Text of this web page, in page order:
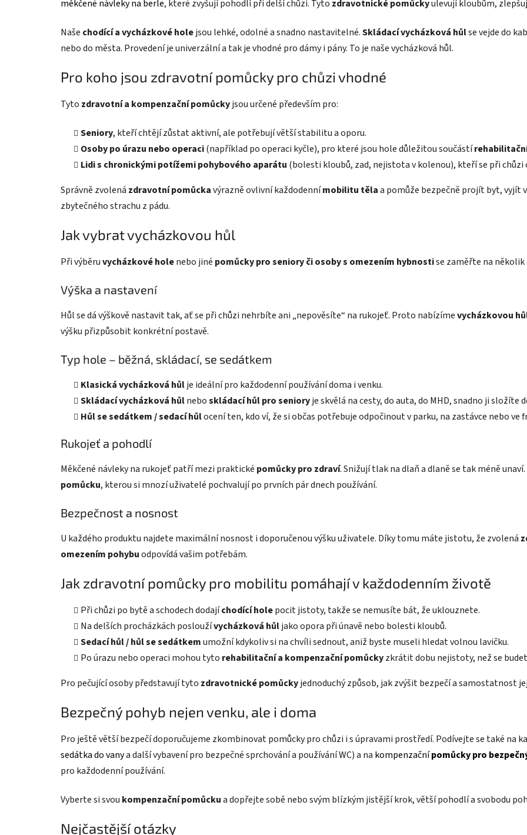
měkčené návleky na berle, které zvyšují pohodlí při delší chůzi. Tyto zdravotnické pomůckyulevují kloubům,
Naše chodící a vycházkové holejsou lehké, odolné a snadno nastavitelné.Skládací vycházková hůlse vejde do
nebo do města. Provedení je univerzální a tak je vhodné pro dámy i pány. To je naše vycházková hůl.
Pro koho jsou zdravotní pomůcky pro chůzi vhodné
Tyto zdravotní a kompenzační pomůckyjsou určené především pro:
Seniory, kteří chtějí zůstat aktivní, ale potřebují větší stabilitu a oporu.
Osoby po úrazu nebo operaci(například po operaci kyčle), pro které jsou hole důležitou součástí
Lidi s chronickými potížemi pohybového aparátu (bolesti kloubů, zad, nejistota v kolenou), kteří se při chůzi
Správně zvolená zdravotní pomůckavýrazně ovlivní každodennímobilitu tělaa pomůže bezpečně projít byt, vyjít
zbytečného strachu z pádu.
Jak vybrat vycházkovou hůl
Při výběruvycházkové holenebo jiné pomůcky pro seniory či osoby s omezením hybnostise zaměřte na
Výška a nastavení
Hůl se dá výškově nastavit tak, ať se při chůzi nehrbíte ani „nepověsíte“ na rukojeť. Proto nabízímevycházkovou
výšku přizpůsobit konkrétní postavě.
Typ hole – běžná, skládací, se sedátkem
Klasická vycházková hůlje ideální pro každodenní používání doma i venku.
Skládací vycházková hůlneboskládací hůl pro senioryje skvělá na cesty, do auta, do MHD, snadno ji složíte
Hůl se sedátkem / sedací hůlocení ten, kdo ví, že si občas potřebuje odpočinout v parku, na zastávce nebo ve
Rukojeť a pohodlí
Měkčené návleky na rukojeť patří mezi praktické pomůcky pro zdraví. Snižují tlak na dlaň a dlaně se tak méně
pomůcku, kterou si mnozí uživatelé pochvalují po prvních pár dnech používání.
Bezpečnost a nosnost
U každého produktu najdete maximální nosnost i doporučenou výšku uživatele. Díky tomu máte jistotu, že zvolená
omezením pohybuodpovídá vašim potřebám.
Jak zdravotní pomůcky pro mobilitu pomáhají v každodenním životě
Při chůzi po bytě a schodech dodajíchodící holepocit jistoty, takže se nemusíte bát, že uklouznete.
Na delších procházkách posloužívycházková hůljako opora při únavě nebo bolesti kloubů.
Sedací hůl / hůl se sedátkemumožní kdykoliv si na chvíli sednout, aniž byste museli hledat volnou lavičku.
Po úrazu nebo operaci mohou tyto rehabilitační a kompenzační pomůckyzkrátit dobu nejistoty, než se
Pro pečující osoby představují tyto zdravotnické pomůckyjednoduchý způsob, jak zvýšit bezpečí a samostatnost
Bezpečný pohyb nejen venku, ale i doma
Pro ještě větší bezpečí doporučujeme zkombinovat pomůcky pro chůzi i s úpravami prostředí. Podívejte se také na
sedátka do vanya další vybavení pro bezpečné sprchování a používání WC) a na kompenzačnípomůcky pro
pro každodenní používání.
Vyberte si svou kompenzační pomůckua dopřejte sobě nebo svým blízkým jistější krok, větší pohodlí a svobodu
Nejčastější otázky